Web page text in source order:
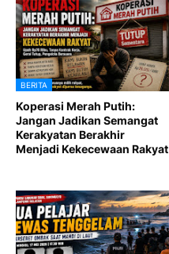
BERITA
Koperasi Merah Putih:
Jangan Jadikan Semangat
Kerakyatan Berakhir
Menjadi Kekecewaan Rakyat